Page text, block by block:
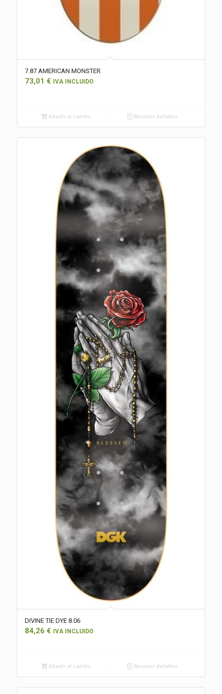
7.87 AMERICAN MONSTER
73,01 € IVA INCLUIDO
Añadir al carrito Mostrar detalles
DIVINE TIE DYE 8.06
84,26 € IVA INCLUIDO
Añadir al carrito Mostrar detalles